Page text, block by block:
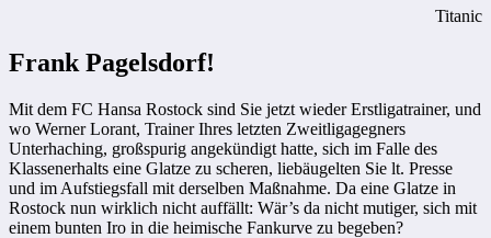
Titanic
Frank Pagelsdorf!
Mit dem FC Hansa Rostock sind Sie jetzt wieder Erstligatrainer, und
wo Werner Lorant, Trainer Ihres letzten Zweitligagegners
Unterhaching, großspurig angekündigt hatte, sich im ­Falle des
Klassenerhalts eine Glatze zu scheren, liebäugelten Sie lt. Presse
und im Aufstiegsfall mit derselben Maßnahme. Da eine Glatze in
Rostock nun wirklich nicht auffällt: Wär’s da nicht mutiger, sich mit
einem bunten Iro in die heimische Fankurve zu begeben?